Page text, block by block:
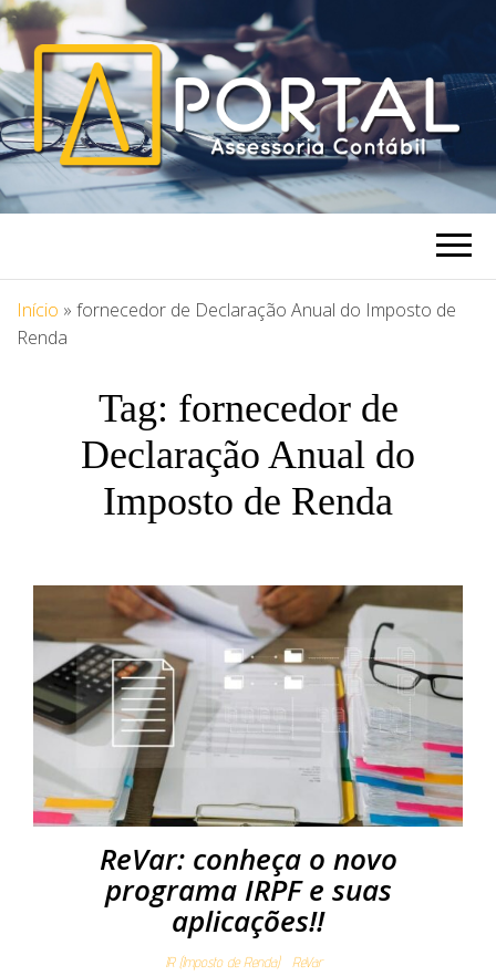
PORTAL
ASSESSORIA
Blog Portal Assessoria
Início » fornecedor de Declaração Anual do Imposto de
Renda
Tag: fornecedor de
Declaração Anual do
Imposto de Renda
ReVar: conheça o novo
programa IRPF e suas
aplicações!!
IR (Imposto de Renda) ReVar